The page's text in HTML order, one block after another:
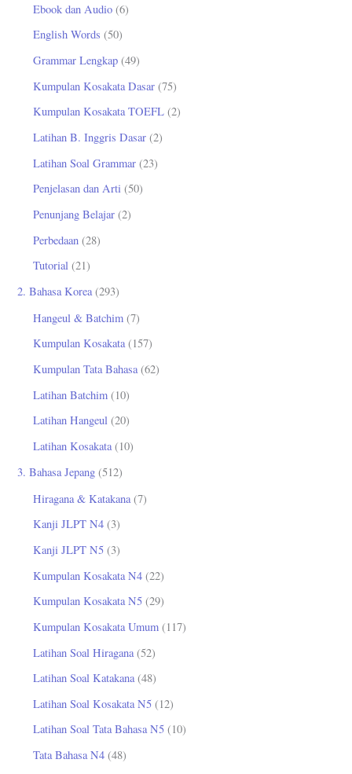
Ebook dan Audio (6)
English Words (50)
Grammar Lengkap (49)
Kumpulan Kosakata Dasar (75)
Kumpulan Kosakata TOEFL (2)
Latihan B. Inggris Dasar (2)
Latihan Soal Grammar (23)
Penjelasan dan Arti (50)
Penunjang Belajar (2)
Perbedaan (28)
Tutorial (21)
2. Bahasa Korea(293)
Hangeul & Batchim (7)
Kumpulan Kosakata(157)
Kumpulan Tata Bahasa(62)
Latihan Batchim (10)
Latihan Hangeul (20)
Latihan Kosakata(10)
3. Bahasa Jepang (512)
Hiragana & Katakana (7)
Kanji JLPT N4 (3)
Kanji JLPT N5 (3)
Kumpulan Kosakata N4 (22)
Kumpulan Kosakata N5 (29)
Kumpulan Kosakata Umum (117)
Latihan Soal Hiragana (52)
Latihan Soal Katakana(48)
Latihan Soal Kosakata N5 (12)
Latihan Soal Tata Bahasa N5 (10)
Tata Bahasa N4 (48)